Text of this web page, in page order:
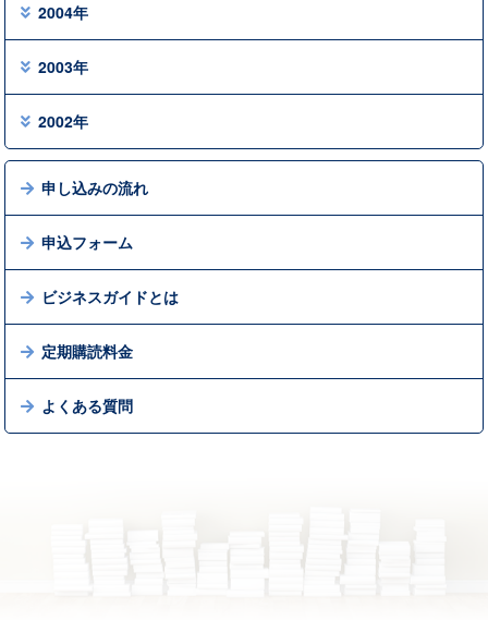
2004年
2003年
2002年
申し込みの流れ
申込フォーム
ビジネスガイドとは
定期購読料金
よくある質問